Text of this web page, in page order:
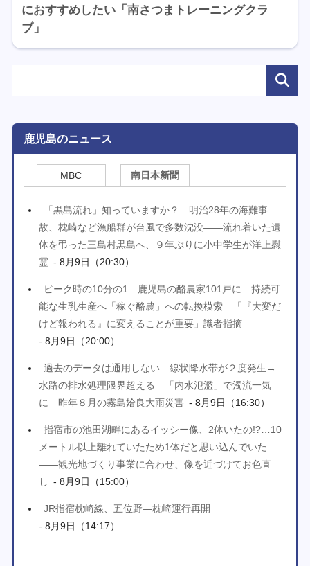
におすすめしたい「南さつまトレーニングクラ
ブ」
鹿児島のニュース
MBC 南日本新聞
「黒島流れ」知っていますか？…明治28年の海難事
故、枕崎など漁船群が台風で多数沈没――流れ着いた遺
体を弔った三島村黒島へ、９年ぶりに小中学生が洋上慰
霊 - 8月9日（20:30）
ピーク時の10分の1…鹿児島の酪農家101戸に 持続可
能な生乳生産へ「稼ぐ酪農」への転換模索 「『大変だ
けど報われる』に変えることが重要」識者指摘
- 8月9日（20:00）
過去のデータは通用しない…線状降水帯が２度発生→
水路の排水処理限界超える 「内水氾濫」で濁流一気
に 昨年８月の霧島姶良大雨災害 - 8月9日（16:30）
指宿市の池田湖畔にあるイッシー像、2体いたの!?…10
メートル以上離れていたため1体だと思い込んでいた
――観光地づくり事業に合わせ、像を近づけてお色直
し - 8月9日（15:00）
JR指宿枕崎線、五位野―枕崎運行再開
- 8月9日（14:17）